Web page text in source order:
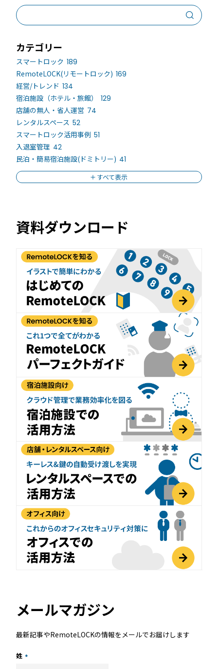
カテゴリー
スマートロック 189
RemoteLOCK(リモートロック) 169
経営/トレンド 134
宿泊施設（ホテル・旅館）
129
店舗の無人・省人運営 74
レンタルスペース 52
スマートロック活用事例 51
入退室管理 42
民泊・簡易宿泊施設(ドミトリー) 41
すべて表示
資料ダウンロード
メールマガジン
最新記事やRemoteLOCKの情報をメールでお届けします
姓 *